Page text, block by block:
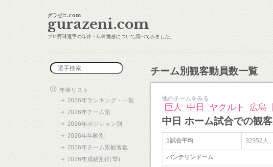
グラゼニ.com
gurazeni.com
プロ野球選手の年俸・年俸推移について調べてみました。
年俸リスト
2026年ランキング・一覧
2026年チーム別
2026年ポジション別
2026年年齢別
2026年チーム別観客数
2026年成績別(打撃)
チーム別観客動員数一覧
他のチームをみる
巨人 中日 ヤクルト 広島
中日 ホーム試合での観
1試合平均 32952人
バンテリンドーム